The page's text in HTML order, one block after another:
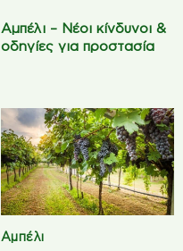
Αμπέλι – Νέοι κίνδυνοι &
οδηγίες για προστασία
Αμπέλι